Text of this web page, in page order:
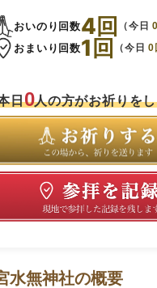
おいのり回数4回 （今日0
おまいり回数1 回 （今日0
日0人の方がお祈りを
水無神社の概要